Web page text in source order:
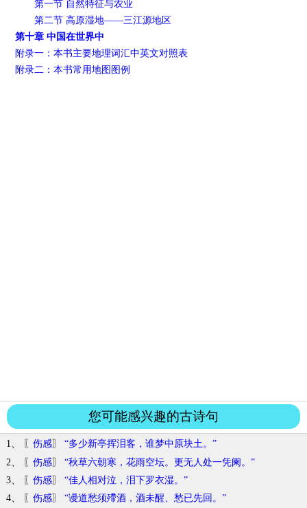
第一节 自然特征与农业
第二节 高原湿地——三江源地区
第十章 中国在世界中
附录一：本书主要地理词汇中英文对照表
附录二：本书常用地图图例
您可能感兴趣的古诗句
1、 〖 伤感〗 “多少新亭挥泪客，谁梦中原块土。”
2、 〖 伤感〗 “秋草六朝寒，花雨空坛。更无人处一凭阑。”
3、 〖 伤感〗 “佳人相对泣，泪下罗衣湿。”
4、 〖 伤感〗 “谩道愁须殢酒，酒未醒、愁已先回。”